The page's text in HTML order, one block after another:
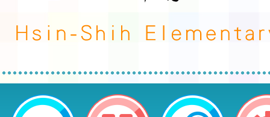
桃園市平鎮區新勢國民小學